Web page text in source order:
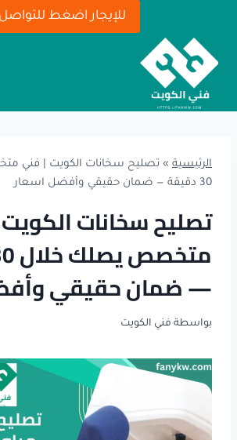
المحتوى
للإيجار اضغط للتواصل
الرئيسية » تصليح سخانات الكويت | فني
30 دقيقة — ضمان حقيقي وأفضل اسعار
تصليح سخانات
— ضمان حقيقي
بواسطة فني الكويت